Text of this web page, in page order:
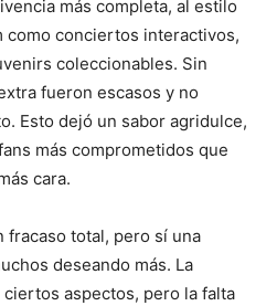
más completa, al estilo
como conciertos interactivos,
coleccionables. Sin
fueron escasos y no
Esto dejó un sabor agridulce,
más comprometidos que
cara.
fracaso total, pero sí una
deseando más. La
aspectos, pero la falta